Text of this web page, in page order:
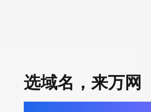
>>> IMPORTANT INFORMATION
https://www.centralnicregistry.com/
选域名，来万网